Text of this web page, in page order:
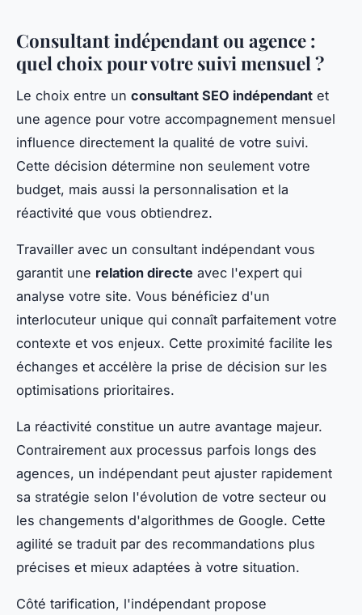
Consultant indépendant ou agence :
quel choix pour votre suivi mensuel ?
Le choix entre un consultant SEO indépendant et
une agence pour votre accompagnement mensuel
influence directement la qualité de votre suivi.
Cette décision détermine non seulement votre
budget, mais aussi la personnalisation et la
réactivité que vous obtiendrez.
Travailler avec un consultant indépendant vous
garantit une relation directe avec l'expert qui
analyse votre site. Vous bénéficiez d'un
interlocuteur unique qui connaît parfaitement votre
contexte et vos enjeux. Cette proximité facilite les
échanges et accélère la prise de décision sur les
optimisations prioritaires.
La réactivité constitue un autre avantage majeur.
Contrairement aux processus parfois longs des
agences, un indépendant peut ajuster rapidement
sa stratégie selon l'évolution de votre secteur ou
les changements d'algorithmes de Google. Cette
agilité se traduit par des recommandations plus
précises et mieux adaptées à votre situation.
Côté tarification, l'indépendant propose